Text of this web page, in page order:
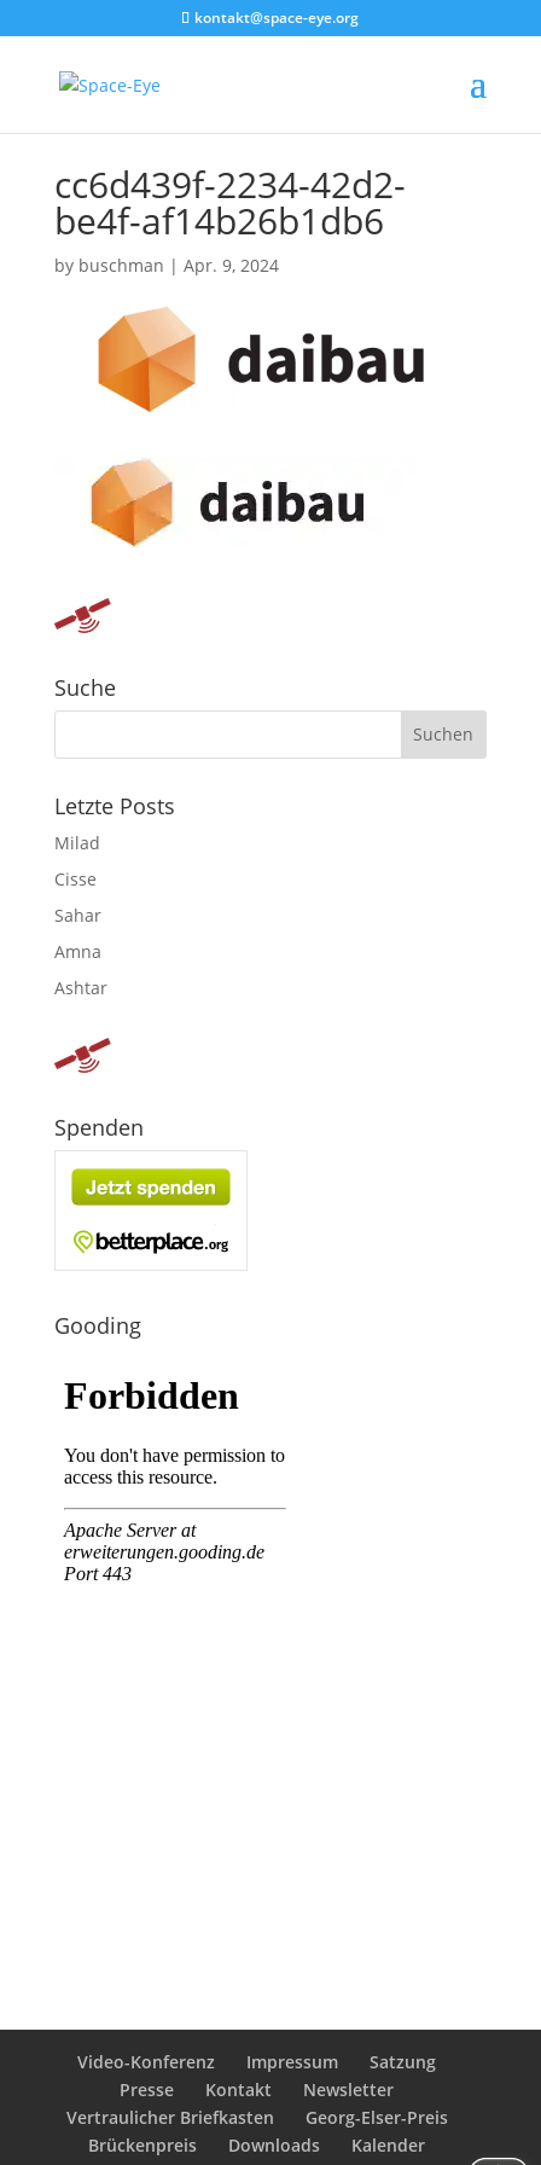
kontakt@space-eye.org
cc6d439f-2234-42d2-
be4f-af14b26b1db6
by buschman | Apr. 9, 2024
Suche
Letzte Posts
Milad
Cisse
Sahar
Amna
Ashtar
Spenden
Gooding
Video-Konferenz Impressum
Satzung
Presse
Kontakt
Newsletter
Vertraulicher Briefkasten
Georg-Elser-Preis
Brückenpreis
Downloads
Kalender